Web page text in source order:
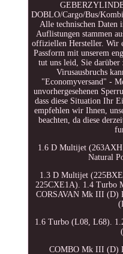
DOBLO/Cargo/Bus/
Alle technischen Daten
Auflistungen stammen
offiziellen Hersteller. Wir
Passform mit unserem
tut uns leid, Sie
Virusausbruchs
"Economyversand" -
unvorhergesehenen
dass diese Situation Ihr
empfehlen wir Ihnen,
beachten, da diese
1.6 D Multijet
Natural
1.3 D Multijet
225CXE1A). 1.4 Turbo
CORSAVAN Mk III (D)
1.6 Turbo (L08, L68).
COMBO Mk III (D)